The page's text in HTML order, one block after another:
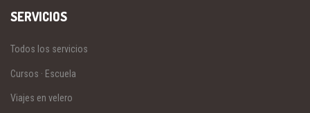
SERVICIOS
Todos los servicios
Cursos · Escuela
Viajes en velero